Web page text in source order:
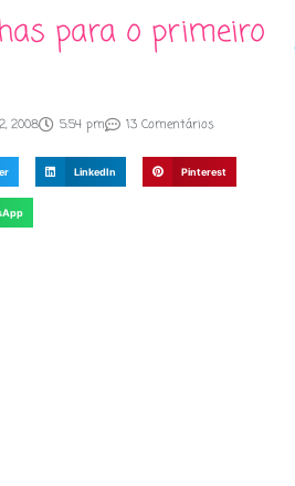
para o primeiro
2008 5:54 pm 13 Comentários
LinkedIn Pinterest